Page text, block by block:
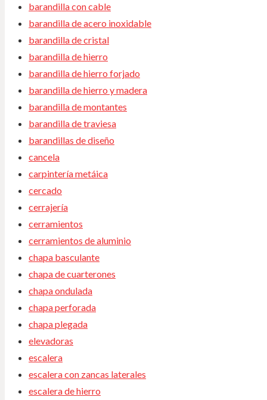
barandilla con cable
barandilla de acero inoxidable
barandilla de cristal
barandilla de hierro
barandilla de hierro forjado
barandilla de hierro y madera
barandilla de montantes
barandilla de traviesa
barandillas de diseño
cancela
carpintería metáica
cercado
cerrajería
cerramientos
cerramientos de aluminio
chapa basculante
chapa de cuarterones
chapa ondulada
chapa perforada
chapa plegada
elevadoras
escalera
escalera con zancas laterales
escalera de hierro